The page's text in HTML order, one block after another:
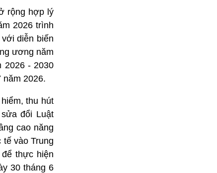
rộng hợp lý
2026 trình
diễn biến
ương năm
2026 - 2030
2026.
thu hút
đổi Luật
cao năng
vào Trung
thực hiện
30 tháng 6